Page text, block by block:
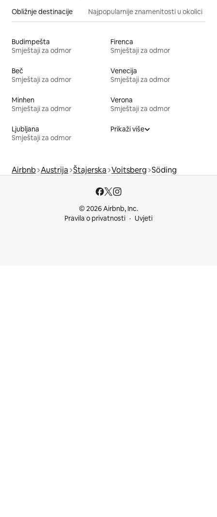
Obližnje destinacije Najpopularnije znamenitosti u okolici
Budimpešta
Smještaji za odmor
Firenca
Smještaji za odmor
Beč
Smještaji za odmor
Venecija
Smještaji za odmor
Minhen
Smještaji za odmor
Verona
Smještaji za odmor
Ljubljana
Smještaji za odmor
Prikaži više
Airbnb Austrija Štajerska Voitsberg Söding
© 2026 Airbnb, Inc.
Pravila o privatnosti
Uvjeti